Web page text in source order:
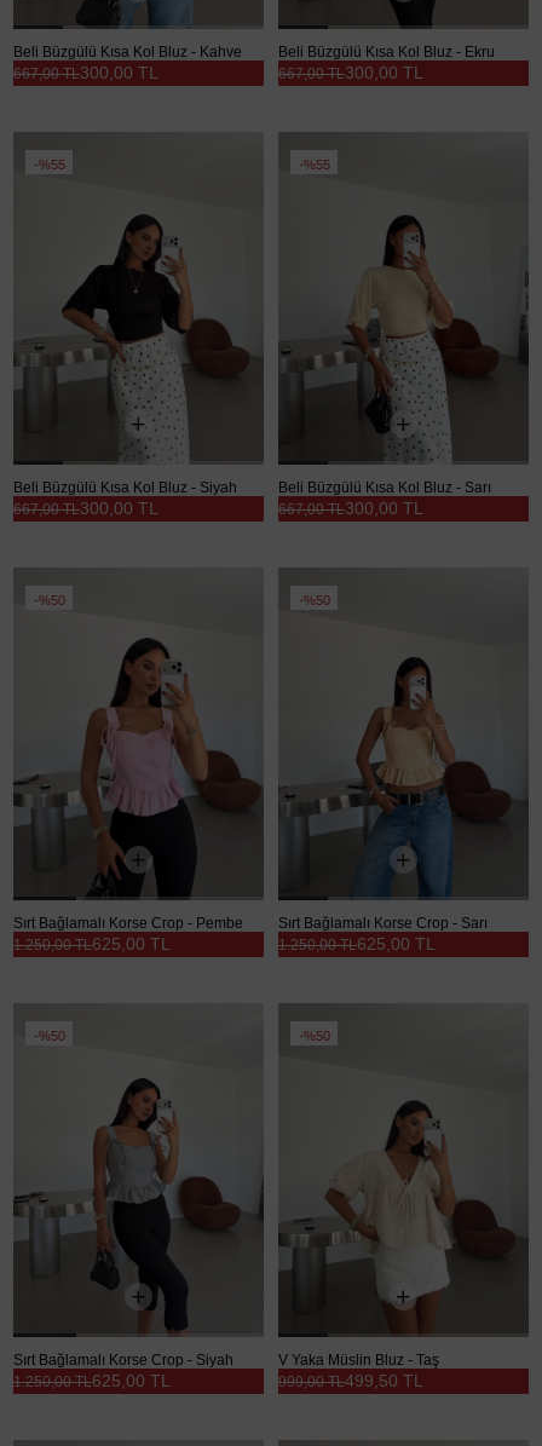
Beli Büzgülü Kısa Kol Bluz - Kahve
300,00 TL
667,00 TL
Beli Büzgülü Kısa Kol Bluz - Ekru
300,00 TL
667,00 TL
%55
Beli Büzgülü Kısa Kol Bluz - Siyah
300,00 TL
667,00 TL
%55
Beli Büzgülü Kısa Kol Bluz - Sarı
300,00 TL
667,00 TL
%50
Sırt Bağlamalı Korse Crop - Pembe
625,00 TL
1.250,00 TL
%50
Sırt Bağlamalı Korse Crop - Sarı
625,00 TL
1.250,00 TL
%50
Sırt Bağlamalı Korse Crop - Siyah
625,00 TL
1.250,00 TL
%50
V Yaka Müslin Bluz - Taş
499,50 TL
999,00 TL